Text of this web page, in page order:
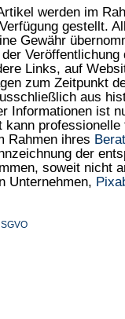
werden im
gestellt.
Gewähr
Links, auf
zum Zeitpunkt
aus
Informationen ist
Rahmen ihres
der
soweit nicht
Unternehmen,